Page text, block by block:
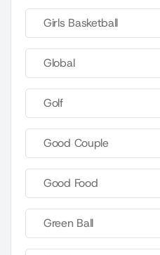
Girls Basketball
Global
Golf
Good Couple
Good Food
Green Ball